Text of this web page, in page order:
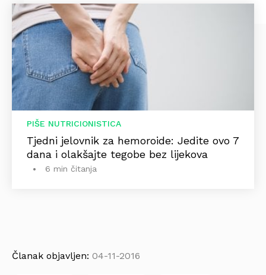
PIŠE NUTRICIONISTICA
Tjedni jelovnik za hemoroide: Jedite ovo 7
dana i olakšajte tegobe bez lijekova
6 min čitanja
Članak objavljen: 04-11-2016